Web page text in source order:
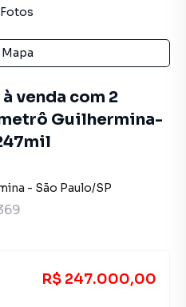
Fotos
Mapa
venda com 2
Guilhermina-
- São Paulo/SP
R$ 247.000,00